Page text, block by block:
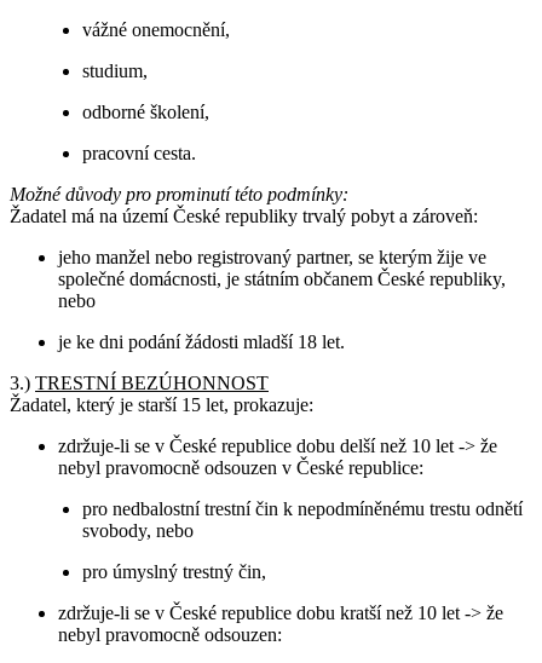
vážné onemocnění,
studium,
odborné školení,
pracovní cesta.
Možné důvody pro prominutí této podmínky:
Žadatel má na území České republiky trvalý pobyt a zároveň:
jeho manžel nebo registrovaný partner, se kterým žije ve
společné domácnosti, je státním občanem České republiky,
nebo
je ke dni podání žádosti mladší 18 let.
3.) TRESTNÍ BEZÚHONNOST
Žadatel, který je starší 15 let, prokazuje:
zdržuje-li se v České republice dobu delší než 10 let -> že
nebyl pravomocně odsouzen v České republice:
pro nedbalostní trestní čin k nepodmíněnému trestu odnětí
svobody, nebo
pro úmyslný trestný čin,
zdržuje-li se v České republice dobu kratší než 10 let -> že
nebyl pravomocně odsouzen: